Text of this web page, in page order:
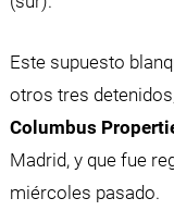
Este supuesto
otros tres
Columbus
Madrid, y que fue
miércoles pasado.